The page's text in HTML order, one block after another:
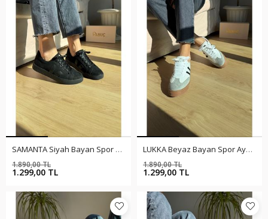
SAMANTA Siyah Bayan Spor Ayakkabı
1.299,00 TL
1.890,00 TL
LUKKA Beyaz Bayan Spor Ayakkabı
1.299,00 TL
1.890,00 TL